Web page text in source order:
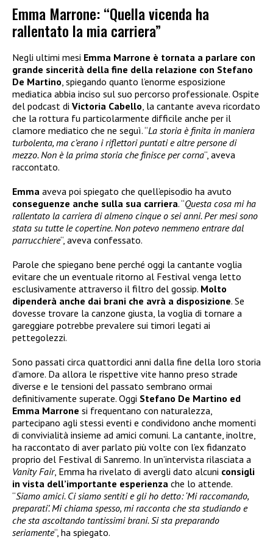
Emma Marrone: “Quella vicenda ha
rallentato la mia carriera”
Negli ultimi mesi Emma Marrone è tornata a parlare con
grande sincerità della fine della relazione con Stefano
De Martino, spiegando quanto l’enorme esposizione
mediatica abbia inciso sul suo percorso professionale. Ospite
del podcast di Victoria Cabello, la cantante aveva ricordato
che la rottura fu particolarmente difficile anche per il
clamore mediatico che ne seguì. “La storia è finita in maniera
turbolenta, ma c’erano i riflettori puntati e altre persone di
mezzo. Non è la prima storia che finisce per corna“, aveva
raccontato.
Emma aveva poi spiegato che quell’episodio ha avuto
conseguenze anche sulla sua carriera. “Questa cosa mi ha
rallentato la carriera di almeno cinque o sei anni. Per mesi sono
stata su tutte le copertine. Non potevo nemmeno entrare dal
parrucchiere“, aveva confessato.
Parole che spiegano bene perché oggi la cantante voglia
evitare che un eventuale ritorno al Festival venga letto
esclusivamente attraverso il filtro del gossip. Molto
dipenderà anche dai brani che avrà a disposizione. Se
dovesse trovare la canzone giusta, la voglia di tornare a
gareggiare potrebbe prevalere sui timori legati ai
pettegolezzi.
Sono passati circa quattordici anni dalla fine della loro storia
d’amore. Da allora le rispettive vite hanno preso strade
diverse e le tensioni del passato sembrano ormai
definitivamente superate. Oggi Stefano De Martino ed
Emma Marrone si frequentano con naturalezza,
partecipano agli stessi eventi e condividono anche momenti
di convivialità insieme ad amici comuni. La cantante, inoltre,
ha raccontato di aver parlato più volte con l’ex fidanzato
proprio del Festival di Sanremo. In un’intervista rilasciata a
Vanity Fair, Emma ha rivelato di avergli dato alcuni consigli
in vista dell’importante esperienza che lo attende.
“Siamo amici. Ci siamo sentiti e gli ho detto: ‘Mi raccomando,
preparati’. Mi chiama spesso, mi racconta che sta studiando e
che sta ascoltando tantissimi brani. Si sta preparando
seriamente“, ha spiegato.